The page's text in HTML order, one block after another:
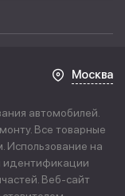
Москва
автомобилей.
Все товарные
Использование на
идентификации
Веб-сайт